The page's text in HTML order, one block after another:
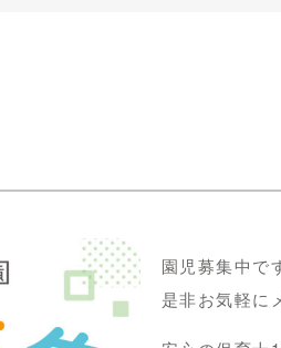
園児募集中で
是非お気軽に